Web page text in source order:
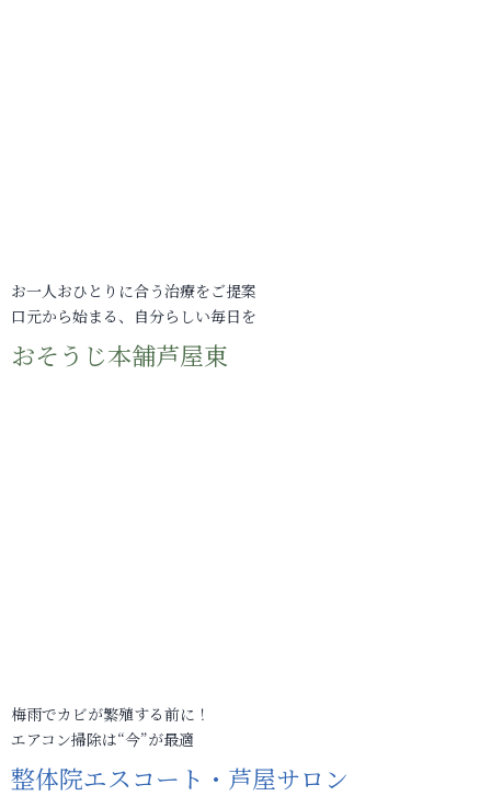
お一人おひとりに合う治療をご提案
口元から始まる、自分らしい毎日を
おそうじ本舗芦屋東
梅雨でカビが繁殖する前に！
エアコン掃除は“今”が最適
整体院エスコート・芦屋サロン